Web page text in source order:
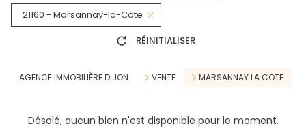
21160 - Marsannay-la-Côte
RÉINITIALISER
AGENCE IMMOBILIÈRE DIJON VENTE MARSANNAY LA COTE
Désolé, aucun bien n'est disponible pour le moment.